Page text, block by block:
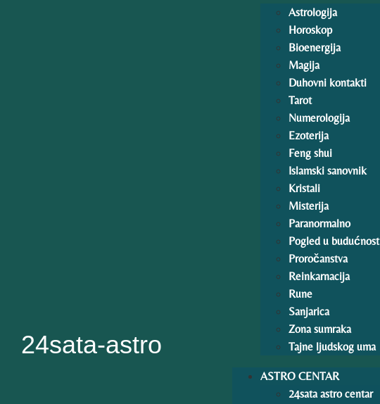
24sata-astro
Astrologija
Horoskop
Bioenergija
Magija
Duhovni kontakti
Tarot
Numerologija
Ezoterija
Feng shui
Islamski sanovnik
Kristali
Misterija
Paranormalno
Pogled u budućnost
Proročanstva
Reinkarnacija
Rune
Sanjarica
Zona sumraka
Tajne ljudskog uma
ASTRO CENTAR
24sata astro centar